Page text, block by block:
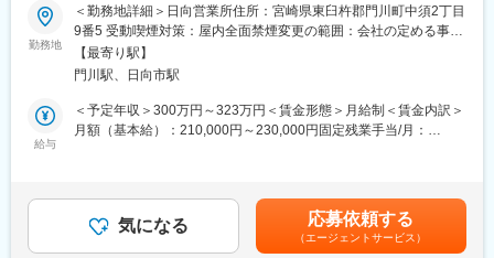
キルを習得します。
・入社1カ月以降 ： 慣れてきたら独り立ち。既存のお客様をメイ
ンに訪問します。
★困ったら先輩社員に相談しやすい雰囲気です！
＜専門資格を取得できる＞
・入社後は、医薬品販売の専門知識を身につけるために、登録販
・資格取得後は、資格手当として給与にも反映されます。
■職務内容：
担当エリアのお客様（個人宅や企業）へ訪問し、配置薬（お薬
箱）や健康食品の提案をお任せします。
※既に、取引のあるお客様先を訪問するスタイルです。
＜仕事の流れ＞
へ訪問をします。
勤務地
＜勤務地詳細＞日向営業所住所：宮崎県東臼杵郡門川町中須2丁目
9番5 受動喫煙対策：屋内全面禁煙変更の範囲：会社の定める事業
所【最寄り駅】
門川駅、日向市駅
給与
＜予定年収＞300万円～323万円＜賃金形態＞月給制＜賃金内訳＞
月額（基本給）：210,000円～230,000円固定残業手当/月：
年収は当社規定に基づき、年齢や経験に応じて決定します。・昇
給：年1回（4月）＜モデル給与＞※入社3年目平均基本給＋各種手
当＋業績連動給→総支給月額344,141円※業績連動給：月の予算達
気になる 応募依頼する
（エージェントサービス）